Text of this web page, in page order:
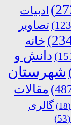
ادبیات
تصاویر
خانه
دانش و
شهرستان
مقالات
(18)
گالری
(53)